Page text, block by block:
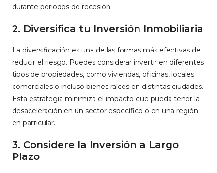
durante periodos de recesión.
2. Diversifica tu Inversión Inmobiliaria
La diversificación es una de las formas más efectivas de
reducir el riesgo. Puedes considerar invertir en diferentes
tipos de propiedades, como viviendas, oficinas, locales
comerciales o incluso bienes raíces en distintas ciudades.
Esta estrategia minimiza el impacto que pueda tener la
desaceleración en un sector específico o en una región
en particular.
3. Considere la Inversión a Largo
Plazo